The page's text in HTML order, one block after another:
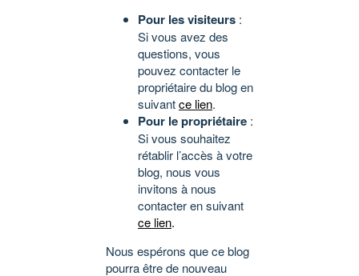
Pour les visiteurs :
Si vous avez des
questions, vous
pouvez contacter le
propriétaire du blog en
suivantce lien.
Pour le propriétaire :
Si vous souhaitez
rétablir l’accès à votre
blog, nous vous
invitons à nous
contacter en suivant
ce lien.
Nous espérons que ce blog
pourra être de nouveau